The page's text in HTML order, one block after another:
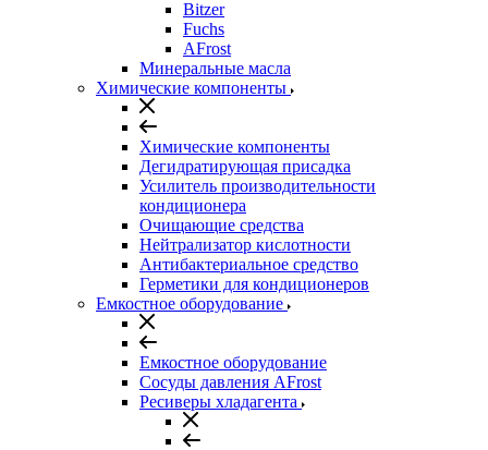
Bitzer
Fuchs
AFrost
Минеральные масла
Химические компоненты
Химические компоненты
Дегидратирующая присадка
Усилитель производительности
кондиционера
Очищающие средства
Нейтрализатор кислотности
Антибактериальное средство
Герметики для кондиционеров
Емкостное оборудование
Емкостное оборудование
Сосуды давления AFrost
Ресиверы хладагента